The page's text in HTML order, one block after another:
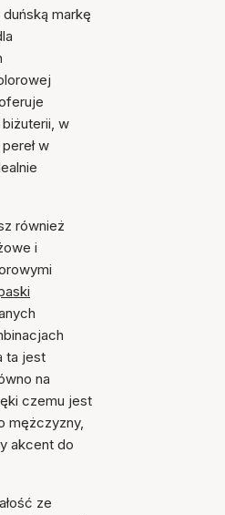
markę
w
w
również
i
ta jest
na
czemu jest
mężczyzny,
akcent do
ze